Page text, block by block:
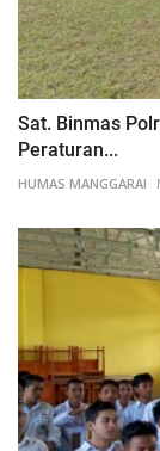
Sat. Binmas
Peraturan...
HUMAS MANGGARAI